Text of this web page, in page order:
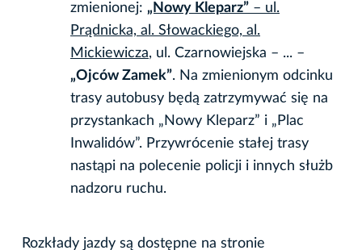
zmienionej: „Nowy Kleparz” – ul.
Prądnicka, al. Słowackiego, al.
Mickiewicza, ul. Czarnowiejska – ... –
„Ojców Zamek”. Na zmienionym odcinku
trasy autobusy będą zatrzymywać się na
przystankach „Nowy Kleparz” i „Plac
Inwalidów”. Przywrócenie stałej trasy
nastąpi na polecenie policji i innych służb
nadzoru ruchu.
Rozkłady jazdy są dostępne na stronie